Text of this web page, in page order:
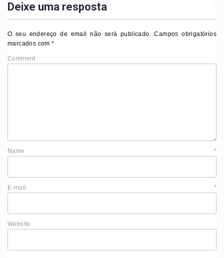
Deixe uma resposta
O seu endereço de email não será publicado. Campos obrigatórios
marcados com*
Comment
Name *
E-mail *
Website